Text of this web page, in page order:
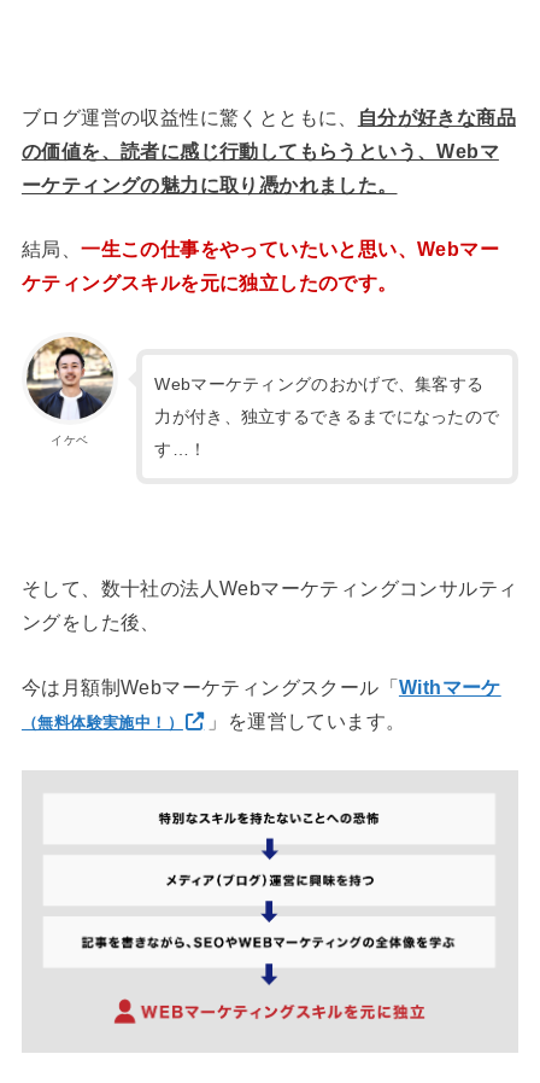
ブログ運営の収益性に驚くとともに、
自分が好きな商品
の価値を、読者に感じ行動してもらうという、Webマ
ーケティングの魅力に取り憑かれました。
結局、一生この仕事をやっていたいと思い、Webマー
ケティングスキルを元に独立したのです。
イケベ
Webマーケティングのおかげで、集客する
力が付き、独立するできるまでになったので
す…！
そして、数十社の法人Webマーケティングコンサルティ
ングをした後、
今は月額制Webマーケティングスクール「 Withマーケ
（無料体験実施中！） 」を運営しています。